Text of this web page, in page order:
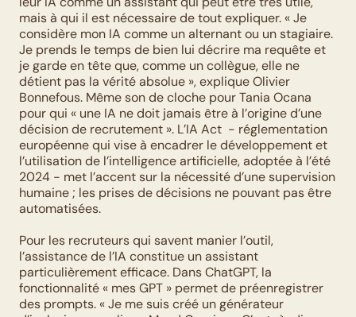
mais à qui il est nécessaire de tout expliquer. « Je
considère mon IA comme un alternant ou un stagiaire.
Je prends le temps de bien lui décrire ma requête et
je garde en tête que, comme un collègue, elle ne
détient pas la vérité absolue », explique Olivier
Bonnefous. Même son de cloche pour Tania Ocana
pour qui « une IA ne doit jamais être à l’origine d’une
décision de recrutement ». L’IA Act  - réglementation
européenne qui vise à encadrer le développement et
l’utilisation de l’intelligence artificielle, adoptée à l’été
2024 - met l’accent sur la nécessité d’une supervision
humaine ; les prises de décisions ne pouvant pas être
automatisées.
Pour les recruteurs qui savent manier l’outil,
l’assistance de l’IA constitue un assistant
particulièrement efficace. Dans ChatGPT, la
fonctionnalité « mes GPT » permet de préenregistrer
des prompts. « Je me suis créé un générateur